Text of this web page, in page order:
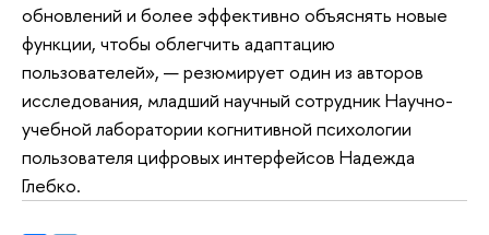
обновлений и более эффективно объяснять новые
функции, чтобы облегчить адаптацию
пользователей», — резюмирует один из авторов
исследования, младший научный сотрудник Научно-
учебной лаборатории когнитивной психологии
пользователя цифровых интерфейсов Надежда
Глебко.